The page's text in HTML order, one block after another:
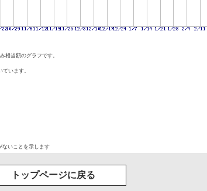
相当額のグラフです。
います。
ないことを示します
トップページに戻る